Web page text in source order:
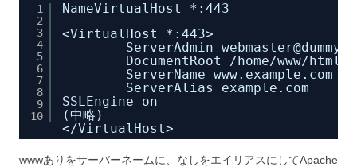
1
2
3
4
5
6
7
8
9
10
NameVirtualHost *:443
<VirtualHost *:443>
ServerAdmin
DocumentRoot /home/www/html/
ServerName www.example.com
ServerAlias example.com
SSLEngine on
(中略)
</VirtualHost>
wwwありをサーバーネームに、なしをエイリアスにしてApache